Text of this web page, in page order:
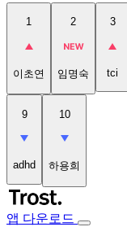
1
이초연
2
임명숙
3
tci
9
adhd
10
하용희
앱 다운로드